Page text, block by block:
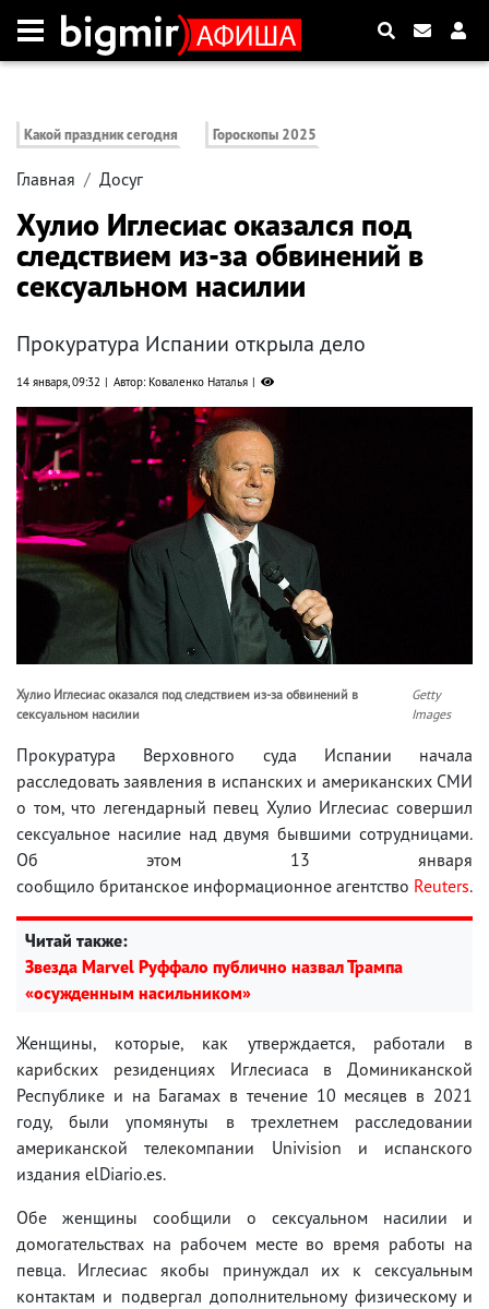
Какой праздник сегодня Гороскопы 2025
Главная Досуг
Хулио Иглесиас оказался под
следствием из-за обвинений в
сексуальном насилии
Прокуратура Испании открыла дело
14 января, 09:32 Автор: Коваленко Наталья
Хулио Иглесиас оказался под следствием из-за обвинений в
сексуальном насилии
Getty
Images
Прокуратура Верховного суда Испании начала
расследовать заявления в испанских и американских СМИ
о том, что легендарный певец Хулио Иглесиас совершил
сексуальное насилие над двумя бывшими сотрудницами.
Об этом 13 января
сообщило британское информационное агентство Reuters.
Читай также:
Звезда Marvel Руффало публично назвал Трампа
«осужденным насильником»
Женщины, которые, как утверждается, работали в
карибских резиденциях Иглесиаса в Доминиканской
Республике и на Багамах в течение 10 месяцев в 2021
году, были упомянуты в трехлетнем расследовании
американской телекомпании Univision и испанского
издания elDiario.es.
Обе женщины сообщили о сексуальном насилии и
домогательствах на рабочем месте во время работы на
певца. Иглесиас якобы принуждал их к сексуальным
контактам и подвергал дополнительному физическому и